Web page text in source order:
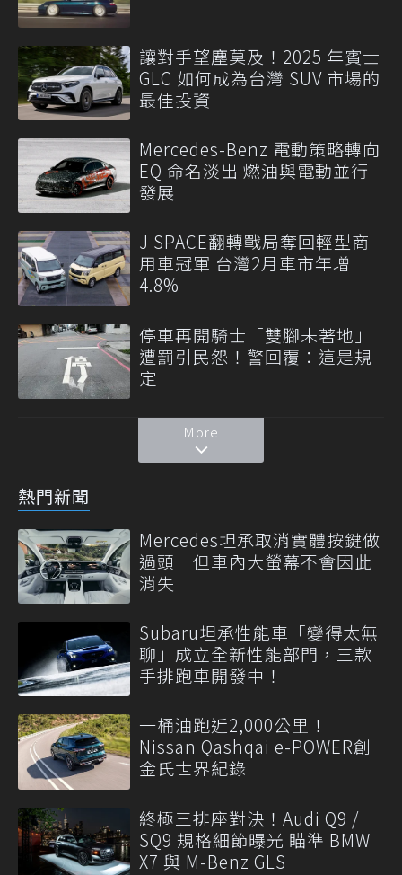
讓對手望塵莫及！2025 年賓士
GLC 如何成為台灣 SUV 市場的
最佳投資
Mercedes-Benz 電動策略轉向
EQ 命名淡出 燃油與電動並行
發展
J SPACE翻轉戰局奪回輕型商
用車冠軍 台灣2月車市年增
4.8%
停車再開騎士「雙腳未著地」
遭罰引民怨！警回覆：這是規
定
More
熱門新聞
Mercedes坦承取消實體按鍵做
過頭 但車內大螢幕不會因此
消失
Subaru坦承性能車「變得太無
聊」成立全新性能部門，三款
手排跑車開發中！
一桶油跑近2,000公里！
Nissan Qashqai e-POWER創
金氏世界紀錄
終極三排座對決！Audi Q9 /
SQ9 規格細節曝光 瞄準 BMW
X7 與 M-Benz GLS